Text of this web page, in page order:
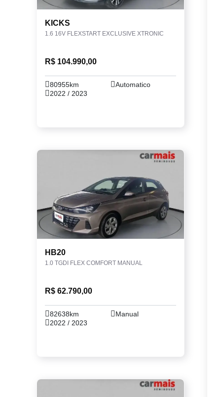
KICKS
1.6 16V FLEXSTART EXCLUSIVE XTRONIC
R$ 104.990,00
80955km
Automatico
2022 / 2023
HB20
1.0 TGDI FLEX COMFORT MANUAL
R$ 62.790,00
82638km
Manual
2022 / 2023